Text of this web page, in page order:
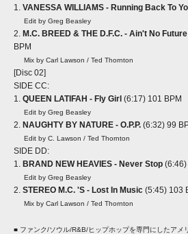
1. VANESSA WILLIAMS - Running Back To
Edit by Greg Beasley
2. M.C. BREED & THE D.F.C. - Ain't No
BPM
Mix by Carl Lawson / Ted Thornton
[Disc 02]
SIDE CC:
1. QUEEN LATIFAH - Fly Girl (6:17) 101 BPM
Edit by Greg Beasley
2. NAUGHTY BY NATURE - O.P.P. (6:32) 99
Edit by C. Lawson / Ted Thornton
SIDE DD:
1. BRAND NEW HEAVIES - Never Stop (6:46)
Edit by Greg Beasley
2. STEREO M.C. 'S - Lost In Music (5:45) 103
Mix by Carl Lawson / Ted Thornton
■ ファンク/ソウル/R&B/ヒップホップを専門にしたアメ